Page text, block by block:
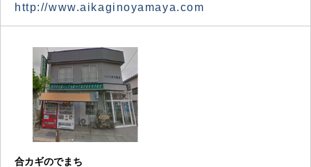
http://www.aikaginoyamaya.com
合カギのでまち